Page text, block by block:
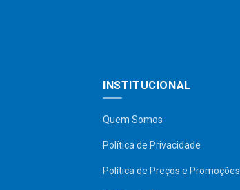
INSTITUCIONAL
Quem Somos
Política de Privacidade
Política de Preços e Promoções